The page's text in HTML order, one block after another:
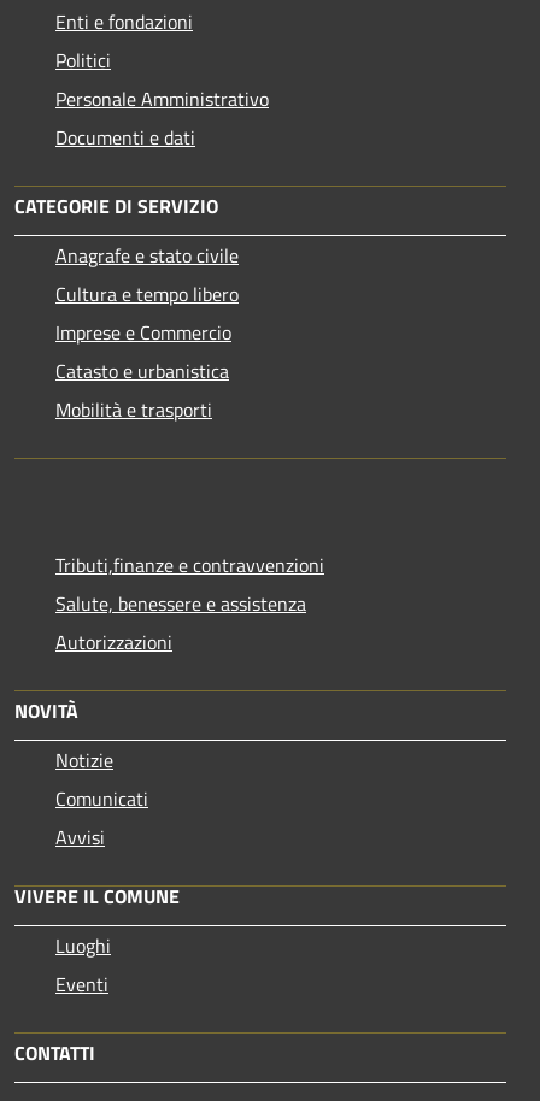
Enti e fondazioni
Politici
Personale Amministrativo
Documenti e dati
CATEGORIE DI SERVIZIO
Anagrafe e stato civile
Cultura e tempo libero
Imprese e Commercio
Catasto e urbanistica
Mobilità e trasporti
Tributi,finanze e contravvenzioni
Salute, benessere e assistenza
Autorizzazioni
NOVITÀ
Notizie
Comunicati
Avvisi
VIVERE IL COMUNE
Luoghi
Eventi
CONTATTI